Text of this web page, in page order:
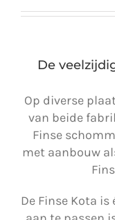
De
Op diverse
van beide
Finse
met aanbouw
De Finse Kota